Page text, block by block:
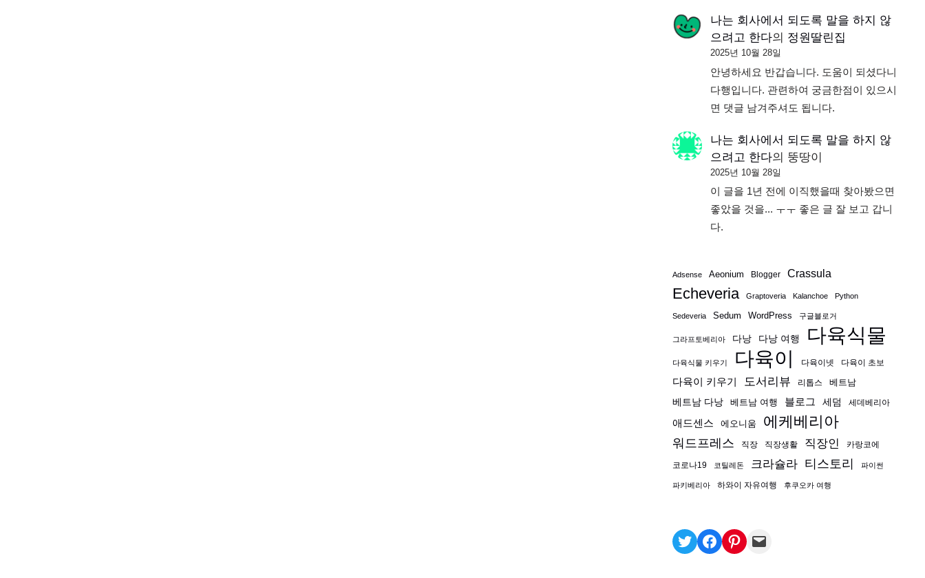
나는 회사에서 되도록 말을 하지 않
으려고 한다의 정원딸린집
2025년 10월 28일
안녕하세요 반갑습니다. 도움이 되셨다니
다행입니다. 관련하여 궁금한점이 있으시
면 댓글 남겨주셔도 됩니다.
나는 회사에서 되도록 말을 하지 않
으려고 한다의 뚱땅이
2025년 10월 28일
이 글을 1년 전에 이직했을때 찾아봤으면
좋았을 것을... ㅜㅜ 좋은 글 잘 보고 갑니
다.
Adsense Aeonium Blogger Crassula
Echeveria Graptoveria Kalanchoe Python
Sedeveria Sedum WordPress 구글블로거
그라프토베리아 다낭 다낭 여행 다육식물
다육식물 키우기 다육이 다육이넷 다육이 초보
다육이 키우기 도서리뷰 리톱스
베트남
베트남 다낭
베트남 여행 블로그 세덤 세데베리아
애드센스 에오니움 에케베리아
워드프레스 직장 직장생활 직장인 카랑코에
코로나19 코틸레돈 크라슐라 티스토리 파이썬
파키베리아 하와이 자유여행 후쿠오카 여행